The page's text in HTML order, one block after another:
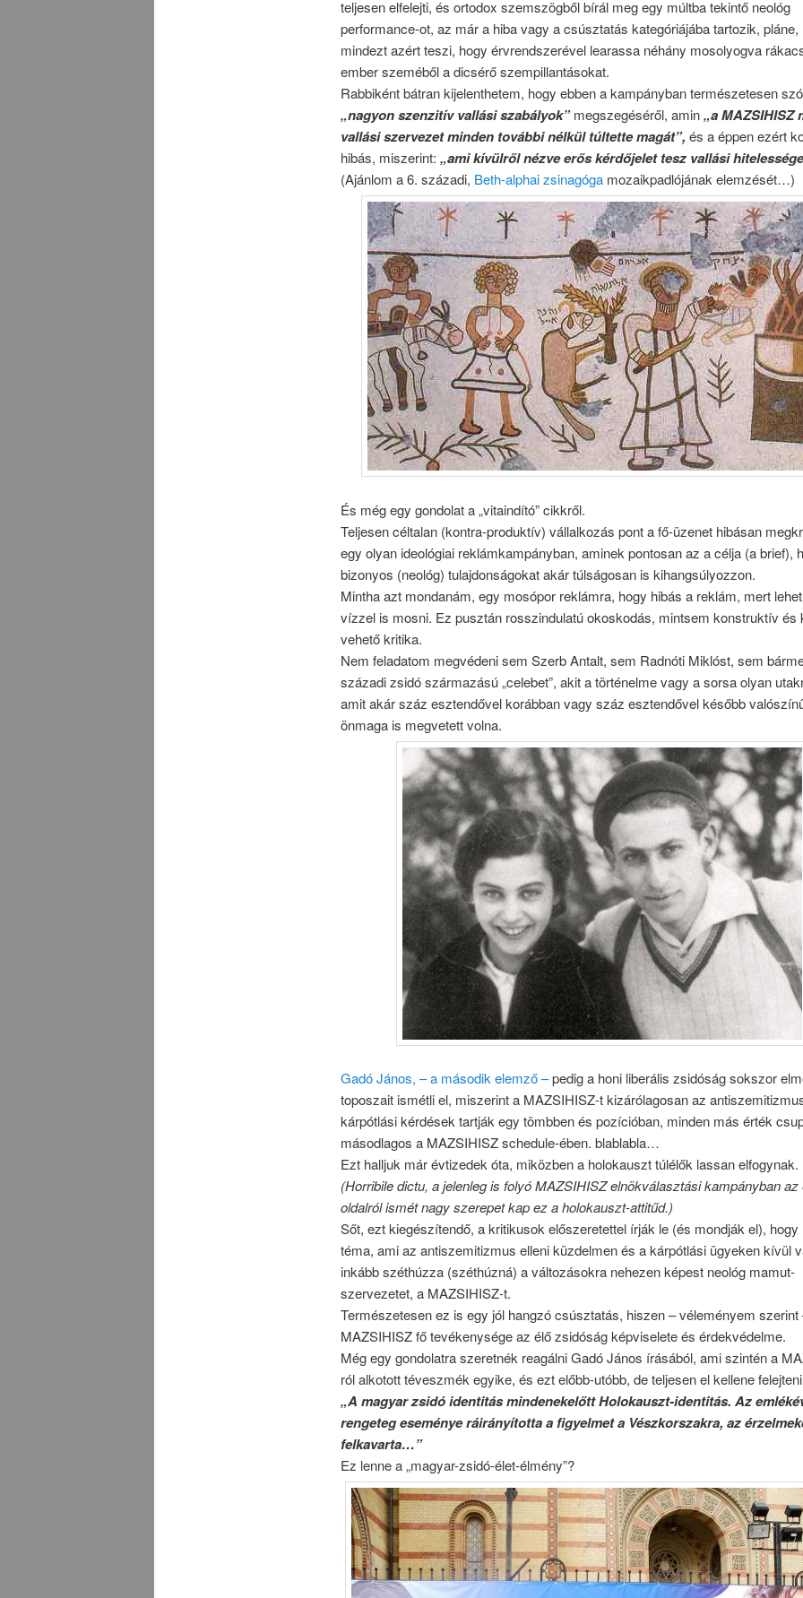
teljesen elfelejti, és ortodox szemszögből bírál meg egy múltba tekintő neológ
performance-ot, az már a hiba vagy a csúsztatás kategóriájába tartozik, pláne,
mindezt azért teszi, hogy érvrendszerével learassa néhány mosolyogva
ember szeméből a dicsérő szempillantásokat.
Rabbiként bátran kijelenthetem, hogy ebben a kampányban természetesen
„nagyon szenzitív vallási szabályok”megszegéséről, amin„a MAZSIHISZ
vallási szervezet minden további nélkül túltette magát”, és a éppen ezért
hibás, miszerint: „ami kívülről nézve erős kérdőjelet tesz vallási
(Ajánlom a 6. századi, Beth-alphai zsinagóga mozaikpadlójának elemzését…)
És még egy gondolat a „vitaindító” cikkről.
Teljesen céltalan (kontra-produktív) vállalkozás pont a fő-üzenet hibásan
egy olyan ideológiai reklámkampányban, aminek pontosan az a célja (a brief),
bizonyos (neológ) tulajdonságokat akár túlságosan is kihangsúlyozzon.
Mintha azt mondanám, egy mosópor reklámra, hogy hibás a reklám, mert
vízzel is mosni. Ez pusztán rosszindulatú okoskodás, mintsem konstruktív és
vehető kritika.
Nem feladatom megvédeni sem Szerb Antalt, sem Radnóti Miklóst, sem
századi zsidó származású „celebet”, akit a történelme vagy a sorsa olyan
amit akár száz esztendővel korábban vagy száz esztendővel később
önmaga is megvetett volna.
Gadó János, – a második elemző –pedig a honi liberális zsidóság sokszor
toposzait ismétli el, miszerint a MAZSIHISZ-t kizárólagosan az
kárpótlási kérdések tartják egy tömbben és pozícióban, minden más érték
másodlagos a MAZSIHISZ schedule-ében. blablabla…
Ezt halljuk már évtizedek óta, miközben a holokauszt túlélők lassan elfogynak.
(Horribile dictu, a jelenleg is folyó MAZSIHISZ elnökválasztási kampányban az
oldalról ismét nagy szerepet kap ez a holokauszt-attitűd.)
Sőt, ezt kiegészítendő, a kritikusok előszeretettel írják le (és mondják el), hogy
téma, ami az antiszemitizmus elleni küzdelmen és a kárpótlási ügyeken kívül
inkább széthúzza (széthúzná) a változásokra nehezen képest neológ mamut-
szervezetet, a MAZSIHISZ-t.
Természetesen ez is egy jól hangzó csúsztatás, hiszen – véleményem szerint
MAZSIHISZ fő tevékenysége az élő zsidóság képviselete és érdekvédelme.
Még egy gondolatra szeretnék reagálni Gadó János írásából, ami szintén a
ról alkotott téveszmék egyike, és ezt előbb-utóbb, de teljesen el kellene
„A magyar zsidó identitás mindenekelőtt Holokauszt-identitás. Az
rengeteg eseménye ráirányította a figyelmet a Vészkorszakra, az
felkavarta…”
Ez lenne a „magyar-zsidó-élet-élmény”?